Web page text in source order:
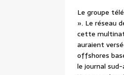
Le groupe
». Le réseau
cette
auraient
offshores
le journal sud-